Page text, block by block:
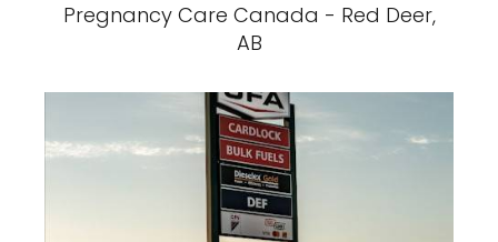
Pregnancy Care Canada - Red Deer,
AB